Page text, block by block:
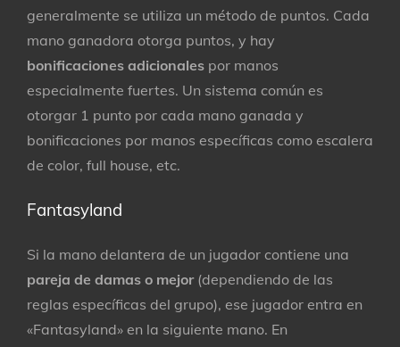
generalmente se utiliza un método de puntos. Cada
mano ganadora otorga puntos, y hay
bonificaciones adicionales por manos
especialmente fuertes. Un sistema común es
otorgar 1 punto por cada mano ganada y
bonificaciones por manos específicas como escalera
de color, full house, etc.
Fantasyland
Si la mano delantera de un jugador contiene una
pareja de damas o mejor(dependiendo de las
reglas específicas del grupo), ese jugador entra en
«Fantasyland» en la siguiente mano. En